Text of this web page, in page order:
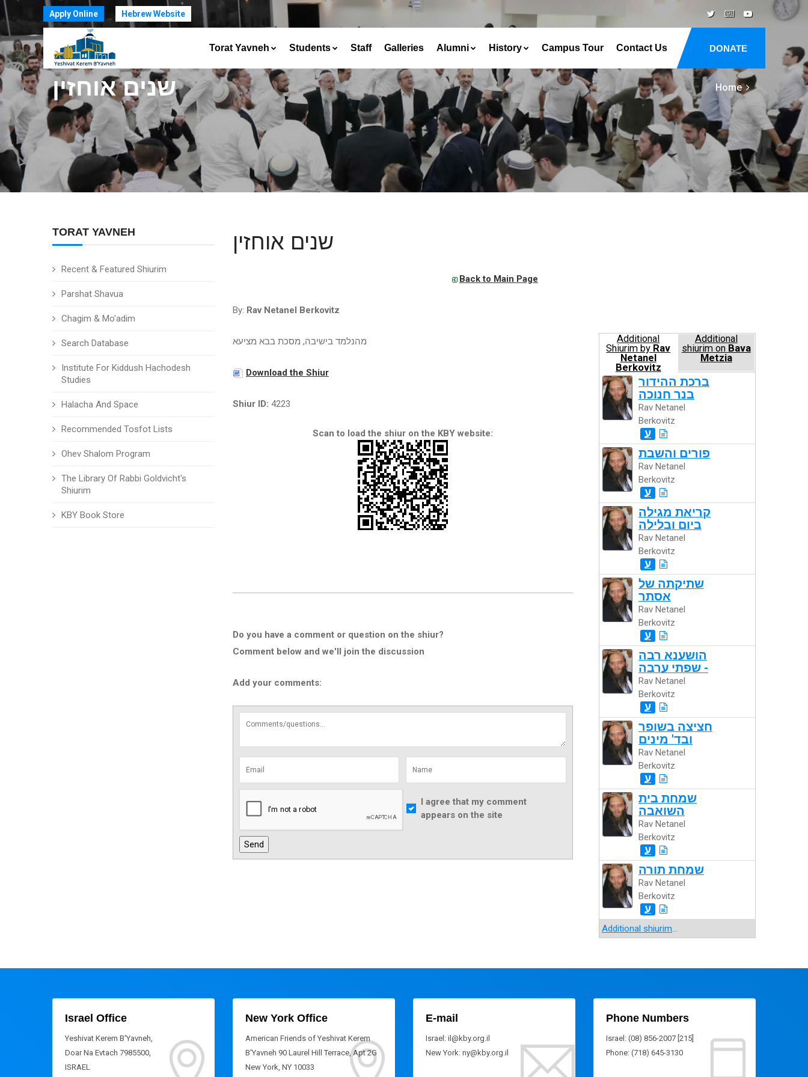
Apply Online Hebrew Website
DONATE
Torat Yavneh Students Staff Galleries Alumni History Campus Tour Contact Us
שנים אוחזין Home
TORAT YAVNEH
Recent & Featured Shiurim
Parshat Shavua
Chagim & Mo'adim
Search Database
Institute For Kiddush Hachodesh
Studies
Halacha And Space
Recommended Tosfot Lists
Ohev Shalom Program
The Library Of Rabbi Goldvicht's
Shiurim
KBY Book Store
שנים אוחזין
Back to Main Page
By: Rav Netanel Berkovitz
מהנלמד בישיבה, מסכת בבא מציעא
Download the Shiur
Shiur ID: 4223
Scan to load the shiur on the KBY website:
Do you have a comment or question on the shiur?
Comment below and we'll join the discussion
Add your comments:
I agree that my comment
appears on the site
Additional
Shiurim by Rav
Netanel
Berkovitz
Additional
shiurim on Bava
Metzia
ברכת ההידור
בנר חנוכה
Rav Netanel
Berkovitz
ע
פורים והשבת
Rav Netanel
Berkovitz
ע
קריאת מגילה
ביום ובלילה
Rav Netanel
Berkovitz
ע
שתיקתה של
אסתר
Rav Netanel
Berkovitz
ע
הושענא רבה
- שפתי ערבה
Rav Netanel
Berkovitz
ע
חציצה בשופר
ובד' מינים
Rav Netanel
Berkovitz
ע
שמחת בית
השואבה
Rav Netanel
Berkovitz
ע
שמחת תורה
Rav Netanel
Berkovitz
ע
Additional shiurim...
Israel Office
Yeshivat Kerem B'Yavneh,
Doar Na Evtach 7985500,
ISRAEL
New York Office
American Friends of Yeshivat Kerem
B'Yavneh 90 Laurel Hill Terrace, Apt 2G
New York, NY 10033
E-mail
Israel: il@kby.org.il
New York: ny@kby.org.il
Phone Numbers
Israel: (08) 856-2007 [215]
Phone: (718) 645-3130